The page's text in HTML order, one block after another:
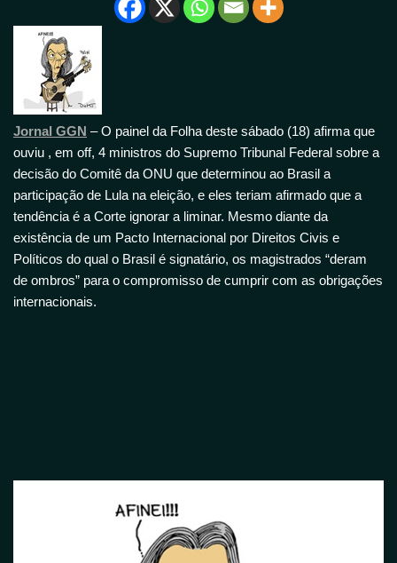
Jornal GGN – O painel da Folha deste sábado (18) afirma que
ouviu , em off, 4 ministros do Supremo Tribunal Federal sobre a
decisão do Comitê da ONU que determinou ao Brasil a
participação de Lula na eleição, e eles teriam afirmado que a
tendência é a Corte ignorar a liminar. Mesmo diante da
existência de um Pacto Internacional por Direitos Civis e
Políticos do qual o Brasil é signatário, os magistrados “deram
de ombros” para o compromisso de cumprir com as obrigações
internacionais.